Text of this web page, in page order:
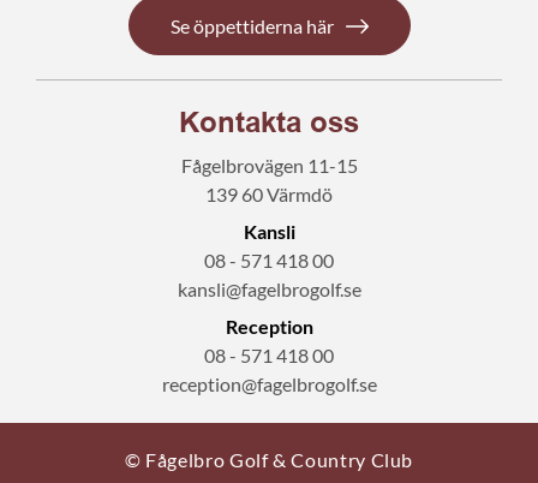
Se öppettiderna här
Kontakta oss
Fågelbrovägen 11-15
139 60 Värmdö
Kansli
08 - 571 418 00
kansli@fagelbrogolf.se
Reception
08 - 571 418 00
reception@fagelbrogolf.se
© Fågelbro Golf & Country Club